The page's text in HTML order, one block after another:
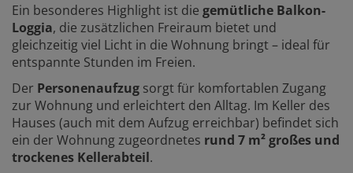
Ein besonderes Highlight ist die gemütliche Balkon-
Loggia, die zusätzlichen Freiraum bietet und
gleichzeitig viel Licht in die Wohnung bringt – ideal für
entspannte Stunden im Freien.
Der Personenaufzug sorgt für komfortablen Zugang
zur Wohnung und erleichtert den Alltag. Im Keller des
Hauses (auch mit dem Aufzug erreichbar) befindet sich
ein der Wohnung zugeordnetes rund 7 m² großes und
trockenes Kellerabteil.